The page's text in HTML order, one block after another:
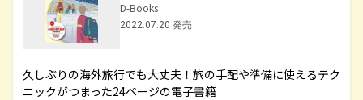
D-Books
2022.07.20 発売
久しぶりの海外旅行でも大丈夫！旅の手配や準備に使えるテク
ニックがつまった24ページの電子書籍